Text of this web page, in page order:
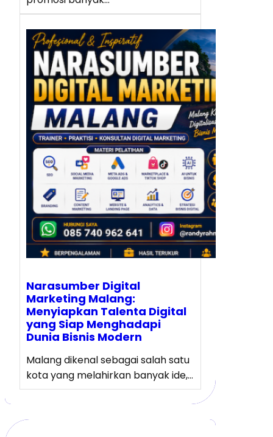
Narasumber Digital
Marketing Malang:
Menyiapkan Talenta Digital
yang Siap Menghadapi
Dunia Bisnis Modern
Malang dikenal sebagai salah satu
kota yang melahirkan banyak ide,…